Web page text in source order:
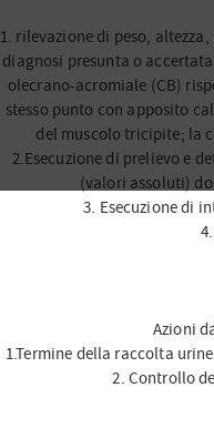
1. rilevazione di peso,
diagnosi presunta o
olecrano-acromiale (CB)
stesso punto con apposito
del muscolo tricipite; la
2.Esecuzione di prelievo e
(valori assoluti)
3. Esecuzione di
Azioni
1.Termine della raccolta
2. Controllo